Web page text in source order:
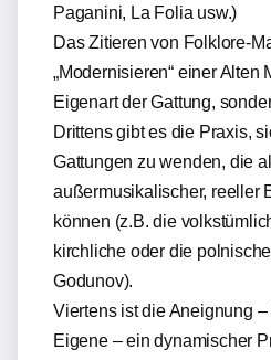
Paganini, La Folia usw.)
Das Zitieren von Folklore-
„Modernisieren“ einer Alten
Eigenart der Gattung,
Drittens gibt es die Praxis,
Gattungen zu wenden, die
außermusikalischer, reeller
können (z.B. die
kirchliche oder die
Godunov).
Viertens ist die Aneignung
Eigene – ein dynamischer